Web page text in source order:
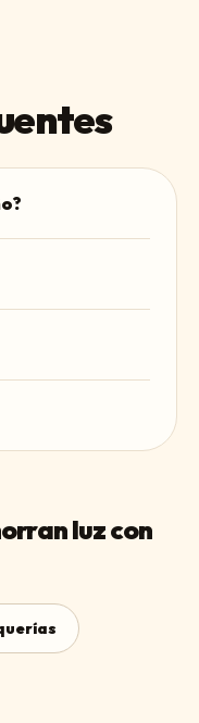
luz con